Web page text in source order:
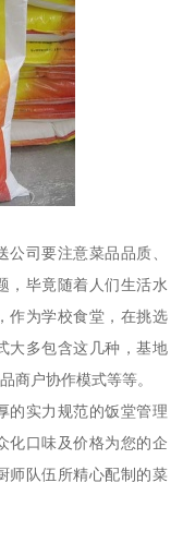
司要注意菜品品质、
，毕竟随着人们生活水
作为学校食堂，在挑选
大多包含这几种，基地
商户协作模式等等。
的实力规范的饭堂管理
化口味及价格为您的企
师队伍所精心配制的菜